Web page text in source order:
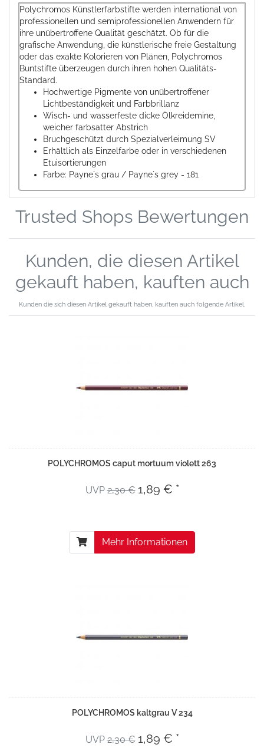
Polychromos Künstlerfarbstifte werden international von
professionellen und semiprofessionellen Anwendern für
ihre unübertroffene Qualität geschätzt. Ob für die
grafische Anwendung, die künstlerische freie Gestaltung
oder das exakte Kolorieren von Plänen, Polychromos
Buntstifte überzeugen durch ihren hohen Qualitäts-
Standard.
Hochwertige Pigmente von unübertroffener
Lichtbeständigkeit und Farbbrillanz
Wisch- und wasserfeste dicke Ölkreidemine,
weicher farbsatter Abstrich
Bruchgeschützt durch Spezialverleimung SV
Erhältlich als Einzelfarbe oder in verschiedenen
Etuisortierungen
Farbe: Payne´s grau / Payne´s grey - 181
Trusted Shops Bewertungen
Kunden, die diesen Artikel
gekauft haben, kauften auch
Kunden die sich diesen Artikel gekauft haben, kauften auch folgende Artikel.
POLYCHROMOS caput mortuum violett 263
UVP2,30 € 1,89 € *
Mehr Informationen
POLYCHROMOS kaltgrau V 234
UVP2,30 € 1,89 € *